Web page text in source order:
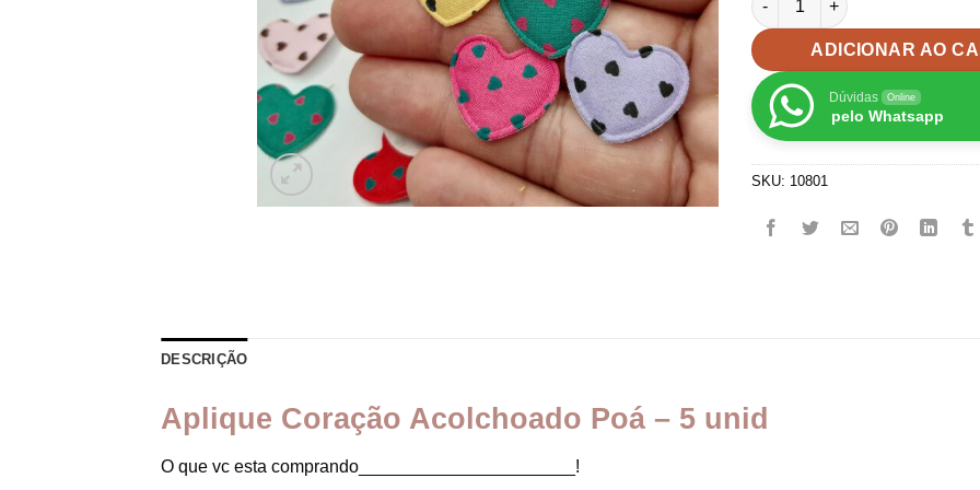
ADICIONAR AO
Dúvidas Online
pelo Whatsapp
SKU: 10801
DESCRIÇÃO
Aplique Coração Acolchoado Poá – 5 unid
O que vc esta comprando______________________!